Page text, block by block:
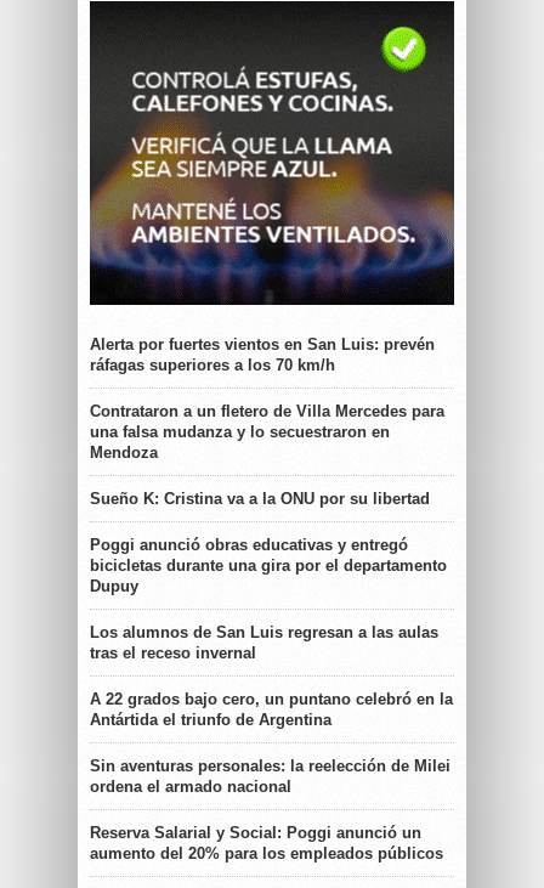
Alerta por fuertes vientos en San Luis: prevén
ráfagas superiores a los 70 km/h
Contrataron a un fletero de Villa Mercedes para
una falsa mudanza y lo secuestraron en
Mendoza
Sueño K: Cristina va a la ONU por su libertad
Poggi anunció obras educativas y entregó
bicicletas durante una gira por el departamento
Dupuy
Los alumnos de San Luis regresan a las aulas
tras el receso invernal
A 22 grados bajo cero, un puntano celebró en la
Antártida el triunfo de Argentina
Sin aventuras personales: la reelección de Milei
ordena el armado nacional
Reserva Salarial y Social: Poggi anunció un
aumento del 20% para los empleados públicos